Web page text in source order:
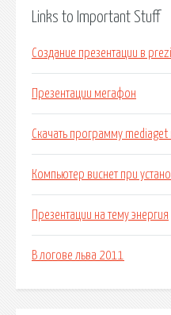
Links to Important Stuff
Создание презентации в
Презентации мегафон
Скачать программу mediaget
Компьютер виснет при
Презентации на тему энергия
В логове льва 2011